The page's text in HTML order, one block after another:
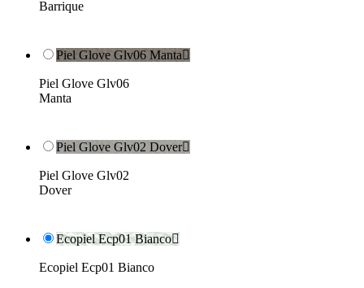
Barrique
Piel Glove Glv06 Manta
Piel Glove Glv06
Manta
Piel Glove Glv02 Dover
Piel Glove Glv02
Dover
Ecopiel Ecp01 Bianco
Ecopiel Ecp01 Bianco